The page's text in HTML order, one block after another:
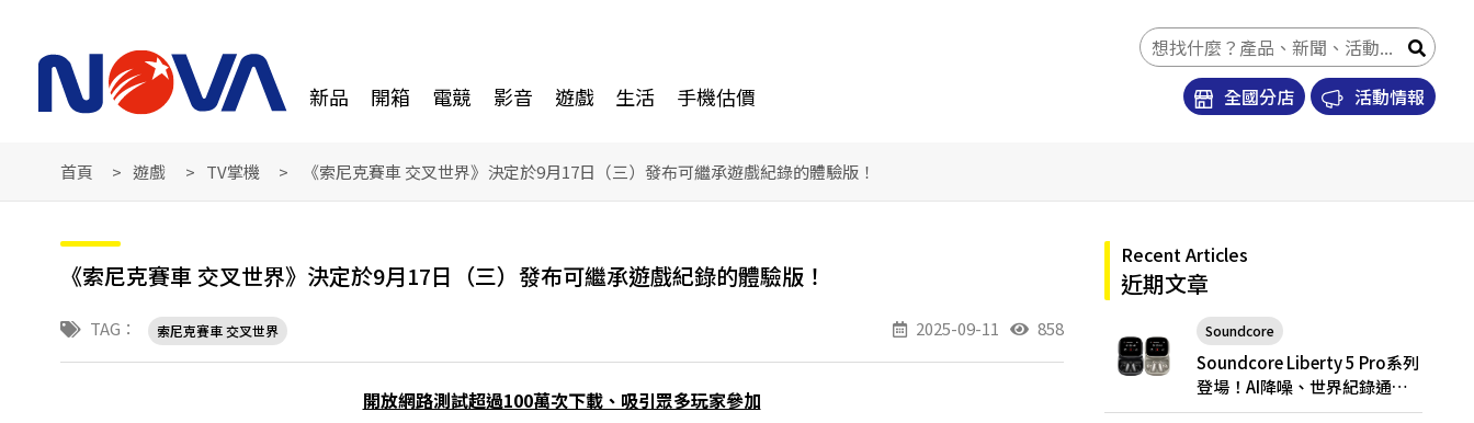
新品 開箱 電競 影音 遊戲 生活 手機估價 活動情報
全國分店
首頁 遊戲 TV掌機 《索尼克賽車 交叉世界》決定於9月17日（三）發布可繼承遊戲紀錄的體驗版！
《索尼克賽車 交叉世界》決定於9月17日（三）發布可繼承遊戲紀錄的體驗版！
TAG： 索尼克賽車 交叉世界 2025-09-11 858
開放網路測試超過100萬次下載、吸引眾多玩家參加
Recent Articles
近期文章
Soundcore
Soundcore Liberty 5 Pro
Soundcore Liberty 5 Pro系列
登場！AI降噪、世界紀錄通
話，Pro與Pro Max怎麼選？